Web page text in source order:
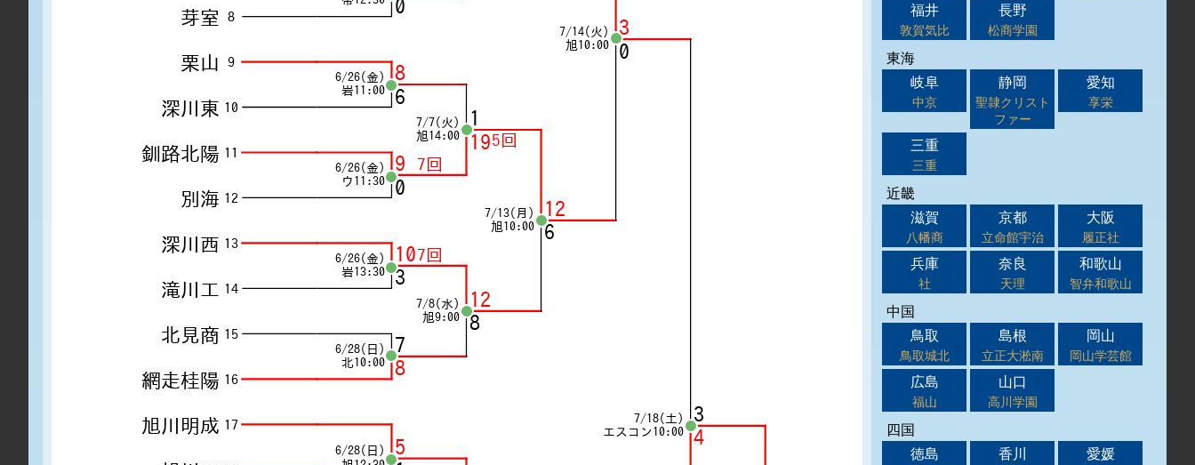
福井
敦賀気比
長野
松商学園
東海
岐阜
中京
静岡
聖隷クリスト
ファー
愛知
享栄
三重
三重
近畿
滋賀
八幡商
京都
立命館宇治
大阪
履正社
兵庫
社
奈良
天理
和歌山
智弁和歌山
中国
鳥取
鳥取城北
島根
立正大淞南
岡山
岡山学芸館
広島
福山
山口
高川学園
四国
徳島
香川 愛媛